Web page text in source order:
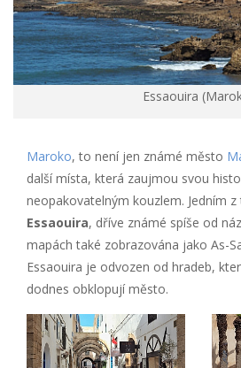
Essaouira
Maroko, to není jen známé město
další místa, která zaujmou svou
neopakovatelným kouzlem. Jedním
Essaouira, dříve známé spíše od
mapách také zobrazována jako As-
Essaouira je odvozen od hradeb,
dodnes obklopují město.